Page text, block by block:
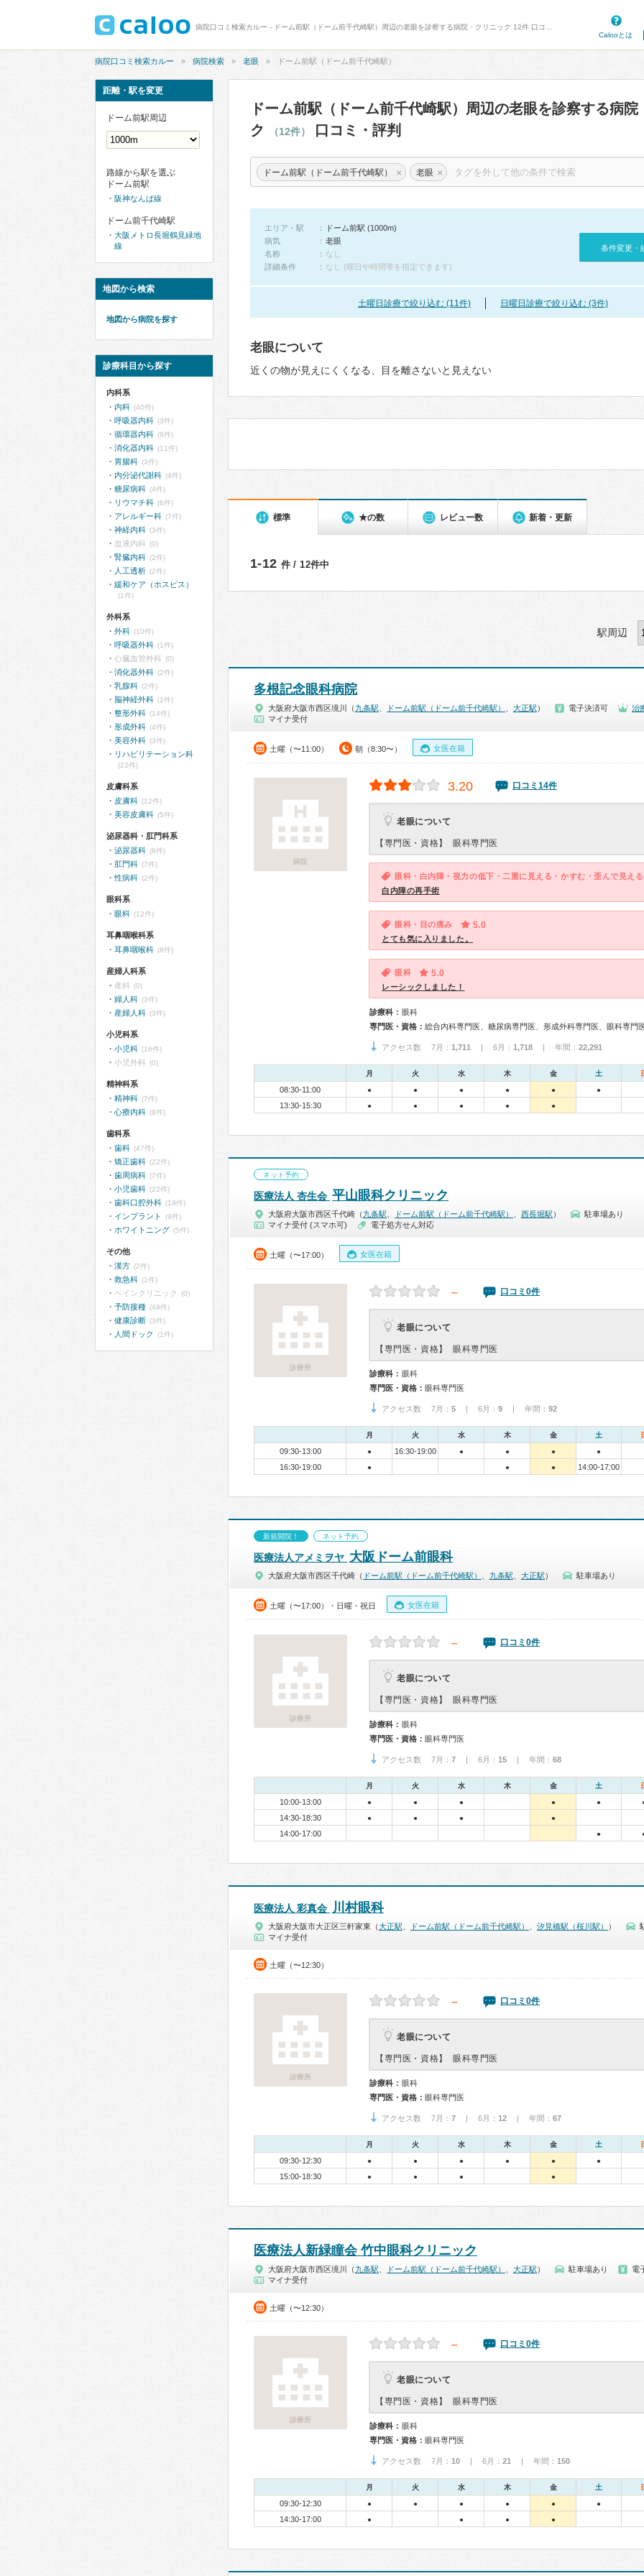
Calooとは
病院口コミ検索カルー 病院検索 老眼 ドーム前駅（ドーム前千代崎駅）
ドーム前駅（ドーム前千代崎駅）周辺の老眼を診察する病院
ク
（12件） 口コミ・評判
ドーム前駅（ドーム前千代崎駅） × 老眼 ×
エリア・駅
ドーム前駅 (1000m)
病気
老眼
名称
なし
詳細条件
なし (曜日や時間帯を指定できます)
条件変更・
土曜日診療で絞り込む (11件) 日曜日診療で絞り込む (3件)
老眼について
近くの物が見えにくくなる、目を離さないと見えない
標準 ★の数 レビュー数 新着・更新
1-12 件 / 12件中
駅周辺
多根記念眼科病院
大阪府大阪市西区境川（ 九条駅 ドーム前駅（ドーム前千代崎駅） 大正駅 ） 電子決済可
治
マイナ受付
土曜（〜11:00） 朝（8:30〜） 女医在籍
病院
3.20 口コミ14件
老眼について
【専門医・資格】 眼科専門医
眼科・白内障・視力の低下・二重に見える・かすむ・歪んで見える
白内障の再手術
眼科・目の痛み 5.0
とても気に入りました。
眼科 5.0
レーシックしました！
診療科： 眼科
専門医・資格：
アクセス数 7月： 1,711 | 6月： 1,718 | 年間： 22,291
月 火 水 木 金 土
08:30-11:00 ● ● ● ● ● ●
13:30-15:30 ● ● ● ● ●
ネット予約
医療法人 杏生会 平山眼科クリニック
大阪府大阪市西区千代崎（ 九条駅 ドーム前駅（ドーム前千代崎駅） 西長堀駅 ）
駐車場あり
マイナ受付 (スマホ可)
電子処方せん対応
土曜（〜17:00） 女医在籍
診療所
－ 口コミ0件
老眼について
【専門医・資格】 眼科専門医
診療科： 眼科
専門医・資格： 眼科専門医
アクセス数 7月： 5 | 6月： 9 | 年間： 92
月 火 水 木 金 土
09:30-13:00 ● 16:30-19:00 ● ● ● ●
16:30-19:00 ● ● ● 14:00-17:00
新規開院！ ネット予約
医療法人アメミヲヤ 大阪ドーム前眼科
大阪府大阪市西区千代崎（ ドーム前駅（ドーム前千代崎駅） 九条駅 大正駅 ） 駐車場あり
土曜（〜17:00）・日曜・祝日 女医在籍
診療所
－ 口コミ0件
老眼について
【専門医・資格】 眼科専門医
診療科： 眼科
専門医・資格： 眼科専門医
アクセス数 7月： 7 | 6月： 15 | 年間： 68
月 火 水 木 金 土
10:00-13:00 ● ● ● ● ●
14:30-18:30 ● ● ● ●
14:00-17:00 ●
医療法人 彩真会 川村眼科
大阪府大阪市大正区三軒家東（大正駅 ドーム前駅（ドーム前千代崎駅） 汐見橋駅（桜川駅） ）
マイナ受付
土曜（〜12:30）
診療所
－ 口コミ0件
老眼について
【専門医・資格】 眼科専門医
診療科： 眼科
専門医・資格： 眼科専門医
アクセス数 7月： 7 | 6月： 12 | 年間： 67
月 火 水 木 金 土
09:30-12:30 ● ● ● ● ● ●
15:00-18:30 ● ● ● ●
医療法人新緑瞳会 竹中眼科クリニック
大阪府大阪市西区境川（ 九条駅 ドーム前駅（ドーム前千代崎駅） 大正駅 ） 駐車場あり
電
マイナ受付
土曜（〜12:30）
診療所
－ 口コミ0件
老眼について
【専門医・資格】 眼科専門医
診療科： 眼科
専門医・資格： 眼科専門医
アクセス数 7月： 10 | 6月： 21 | 年間： 150
月 火 水 木 金 土
09:30-12:30 ● ● ● ● ● ●
14:30-17:00 ● ● ● ●
距離・駅を変更
ドーム前駅周辺
路線から駅を選ぶ
ドーム前駅
阪神なんば線
ドーム前千代崎駅
大阪メトロ長堀鶴見緑地
線
地図から検索
地図から病院を探す
診療科目から探す
内科系
内科 (40件)
呼吸器内科 (3件)
循環器内科 (8件)
消化器内科 (11件)
胃腸科 (3件)
内分泌代謝科 (4件)
糖尿病科 (4件)
リウマチ科 (6件)
アレルギー科 (7件)
神経内科 (3件)
血液内科 (0)
腎臓内科 (2件)
人工透析 (2件)
緩和ケア（ホスピス）
(1件)
外科系
外科 (10件)
呼吸器外科 (1件)
心臓血管外科 (0)
消化器外科 (2件)
乳腺科 (2件)
脳神経外科 (1件)
整形外科 (14件)
形成外科 (4件)
美容外科 (3件)
リハビリテーション科
(22件)
皮膚科系
皮膚科 (12件)
美容皮膚科 (5件)
泌尿器科・肛門科系
泌尿器科 (6件)
肛門科 (7件)
性病科 (2件)
眼科系
眼科 (12件)
耳鼻咽喉科系
耳鼻咽喉科 (8件)
産婦人科系
産科 (0)
婦人科 (3件)
産婦人科 (3件)
小児科系
小児科 (16件)
小児外科 (0)
精神科系
精神科 (7件)
心療内科 (8件)
歯科系
歯科 (47件)
矯正歯科 (22件)
歯周病科 (7件)
小児歯科 (22件)
歯科口腔外科 (19件)
インプラント (9件)
ホワイトニング (5件)
その他
漢方 (2件)
救急科 (1件)
ペインクリニック (0)
予防接種 (49件)
健康診断 (3件)
人間ドック (1件)